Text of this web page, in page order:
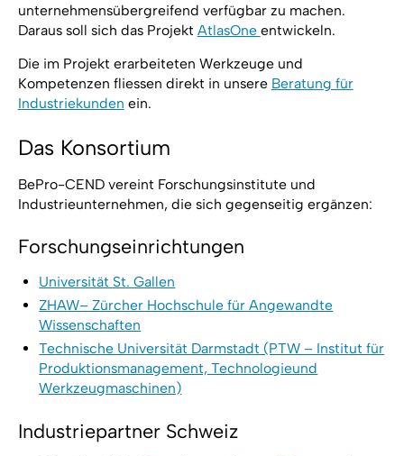
unternehmensübergreifend verfügbar zu machen.
Daraus soll sich das Projekt AtlasOne entwickeln.
Die im Projekt erarbeiteten Werkzeuge und
Kompetenzen fliessen direkt in unsere Beratung für
Industriekunden ein.
Das Konsortium
BePro-CEND vereint Forschungsinstitute und
Industrieunternehmen, die sich gegenseitig ergänzen:
Forschungseinrichtungen
Universität St. Gallen
ZHAW– Zürcher Hochschule für Angewandte
Wissenschaften
Technische Universität Darmstadt (PTW – Institut für
Produktionsmanagement, Technologieund
Werkzeugmaschinen)
Industriepartner Schweiz